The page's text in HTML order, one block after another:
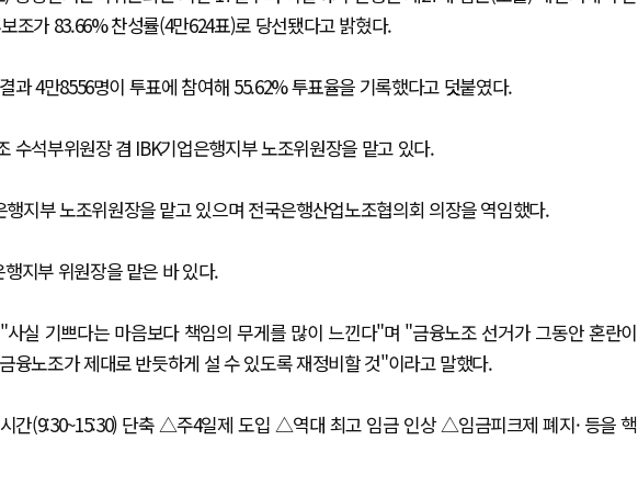
조가 83.66% 찬성률(4만624표)로 당선됐다고 밝혔다.
과 4만8556명이 투표에 참여해 55.62% 투표율을 기록했다고 덧붙였다.
수석부위원장 겸 IBK기업은행지부 노조위원장을 맡고 있다.
지부 노조위원장을 맡고 있으며 전국은행산업노조협의회 의장을 역임했다.
지부 위원장을 맡은 바 있다.
실 기쁘다는 마음보다 책임의 무게를 많이 느낀다"며 "금융노조 선거가 그동안 혼란이
융노조가 제대로 반듯하게 설 수 있도록 재정비할 것"이라고 말했다.
간(9:30~15:30) 단축 △주4일제 도입 △역대 최고 임금 인상 △임금피크제 폐지· 등을 핵